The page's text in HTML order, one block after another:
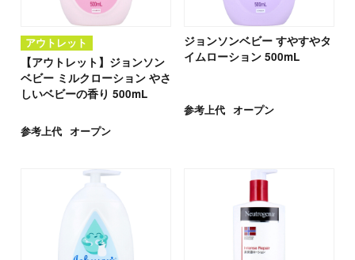
アウトレット
【アウトレット】ジョンソン
ベビー ミルクローション やさ
しいベビーの香り 500mL
参考上代 オープン
ジョンソンベビー すやすやタ
イムローション 500mL
参考上代 オープン